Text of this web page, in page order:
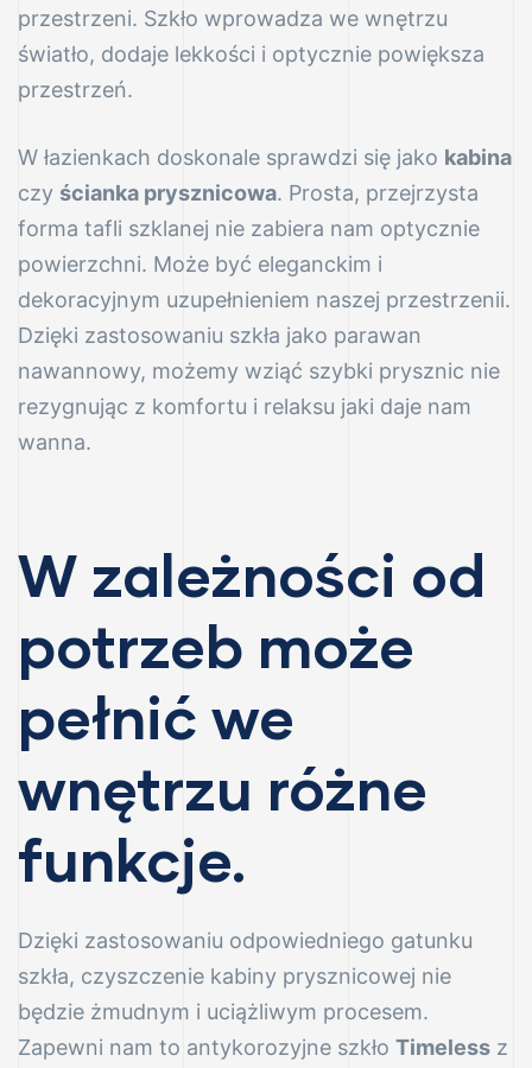
przestrzeni. Szkło wprowadza we wnętrzu
światło, dodaje lekkości i optycznie powiększa
przestrzeń.
W łazienkach doskonale sprawdzi się jako kabina
czy ścianka prysznicowa. Prosta, przejrzysta
forma tafli szklanej nie zabiera nam optycznie
powierzchni. Może być eleganckim i
dekoracyjnym uzupełnieniem naszej przestrzenii.
Dzięki zastosowaniu szkła jako parawan
nawannowy, możemy wziąć szybki prysznic nie
rezygnując z komfortu i relaksu jaki daje nam
wanna.
W zależności od
potrzeb może
pełnić we
wnętrzu różne
funkcje.
Dzięki zastosowaniu odpowiedniego gatunku
szkła, czyszczenie kabiny prysznicowej nie
będzie żmudnym i uciążliwym procesem.
Zapewni nam to antykorozyjne szkło Timeless z